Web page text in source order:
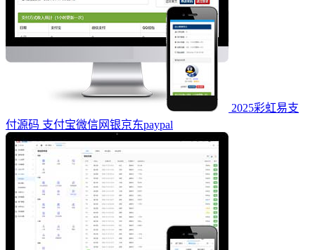
2025彩虹易支
付源码 支付宝微信网银京东paypal